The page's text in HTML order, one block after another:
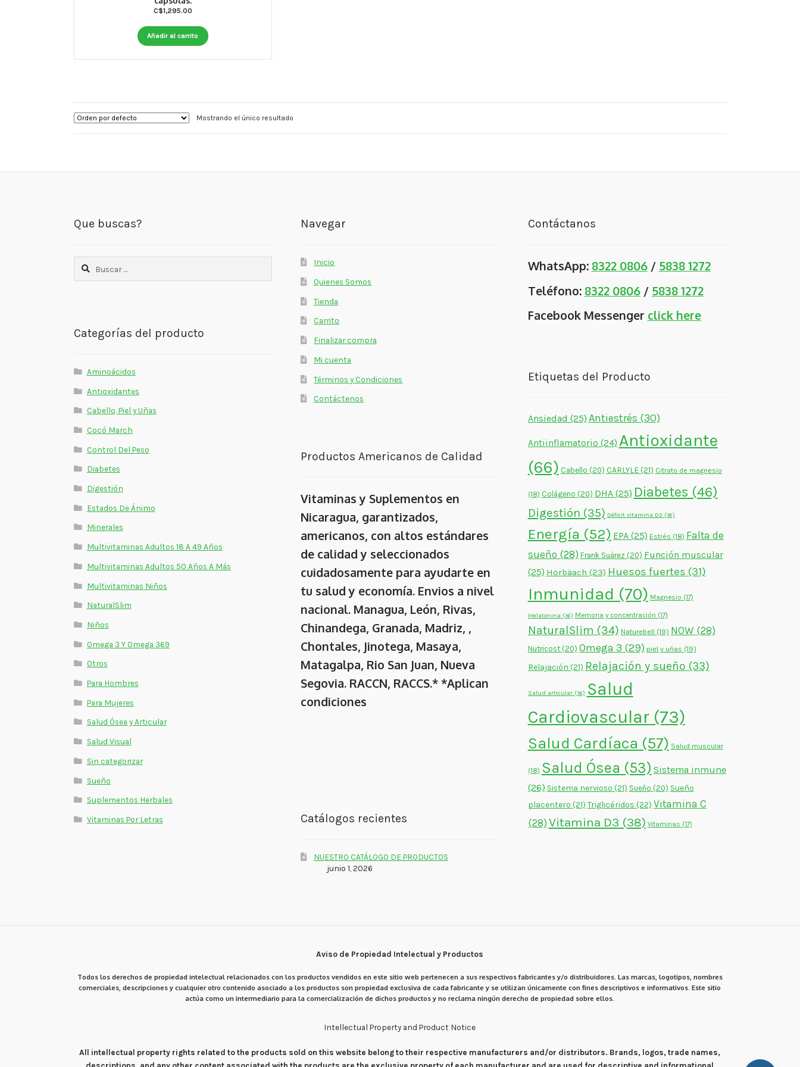
C$1,295.00
Añadir al carrito
Mostrando el único resultado
Que buscas?
Buscar:
Categorías del producto
Aminoácidos
Antioxidantes
Cabello, Piel y Uñas
Cocó March
Control Del Peso
Diabetes
Digestión
Estados De Ánimo
Minerales
Multivitaminas Adultos 18 A 49 Años
Multivitaminas Adultos 50 Años A Más
Multivitaminas Niños
NaturalSlim
Niños
Omega 3 Y Omega 369
Otros
Para Hombres
Para Mujeres
Salud Ósea y Articular
Salud Visual
Sin categorizar
Sueño
Suplementos Herbales
Vitaminas Por Letras
Navegar
Inicio
Quienes Somos
Tienda
Carrito
Finalizar compra
Mi cuenta
Términos y Condiciones
Contáctenos
Productos Americanos de Calidad
Vitaminas y Suplementos en
Nicaragua, garantizados,
americanos, con altos estándares
de calidad y seleccionados
cuidadosamente para ayudarte en
tu salud y economía. Envios a nivel
nacional. Managua, León, Rivas,
Chinandega, Granada, Madriz, ,
Chontales, Jinotega, Masaya,
Matagalpa, Rio San Juan, Nueva
Segovia. RACCN, RACCS.* *Aplican
condiciones
Catálogos recientes
NUESTRO CATÁLOGO DE PRODUCTOS
junio 1, 2026
Contáctanos
WhatsApp: 8322 0806/ 5838 1272
Teléfono: 8322 0806/ 5838 1272
Facebook Messenger click here
Etiquetas del Producto
Ansiedad (25) Antiestrés (30)
Antiinflamatorio (24) Antioxidante
(66) Cabello (20) CARLYLE(21) Citrato de magnesio
(18) Colágeno (20) DHA(25) Diabetes (46)
Digestión (35) Déficit vitamina D3 (16)
Energía (52) EPA(25) Estrés (18) Falta de
sueño (28) Frank Suárez (20) Función muscular
(25) Horbäach (23) Huesos fuertes (31)
Inmunidad (70) Magnesio (17)
Melatonina (16) Memoria y concentración (17)
NaturalSlim (34) Naturebell (19) NOW (28)
Nutricost(20) Omega 3 (29) piel y uñas (19)
Relajación (21) Relajación y sueño (33)
Salud articular(16) Salud
Cardiovascular(73)
Salud Cardíaca (57) Salud muscular
(18) Salud Ósea (53) Sistema inmune
(26) Sistema nervioso (21) Sueño (20) Sueño
placentero (21) Triglicéridos (22) Vitamina C
(28) Vitamina D3 (38) Vitaminas (17)
Aviso de Propiedad Intelectual y Productos
Todos los derechos de propiedad intelectual relacionados con los productos vendidos en este sitio web pertenecen a sus respectivos fabricantes y/o distribuidores. Las marcas, logotipos, nombres
comerciales, descripciones y cualquier otro contenido asociado a los productos son propiedad exclusiva de cada fabricante y se utilizan únicamente con fines descriptivos e informativos. Este sitio
actúa como un intermediario para la comercialización de dichos productos y no reclama ningún derecho de propiedad sobre ellos.
Intellectual Property and Product Notice
All intellectual property rights related to the products sold on this website belong to their respective manufacturers and/or distributors. Brands, logos, trade names,
descriptions, and any other content associated with the products are the exclusive property of each manufacturer and are used for descriptive and informational